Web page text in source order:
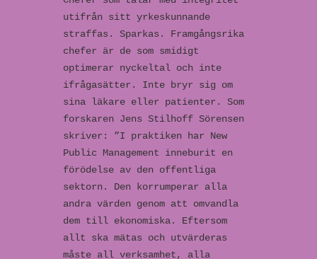
utifrån sitt yrkeskunnande
straffas. Sparkas. Framgångsrika
chefer är de som smidigt
optimerar nyckeltal och inte
ifrågasätter. Inte bryr sig om
sina läkare eller patienter. Som
forskaren Jens Stilhoff Sörensen
skriver: ”I praktiken har New
Public Management inneburit en
förödelse av den offentliga
sektorn. Den korrumperar alla
andra värden genom att omvandla
dem till ekonomiska. Eftersom
allt ska mätas och utvärderas
måste all verksamhet, alla